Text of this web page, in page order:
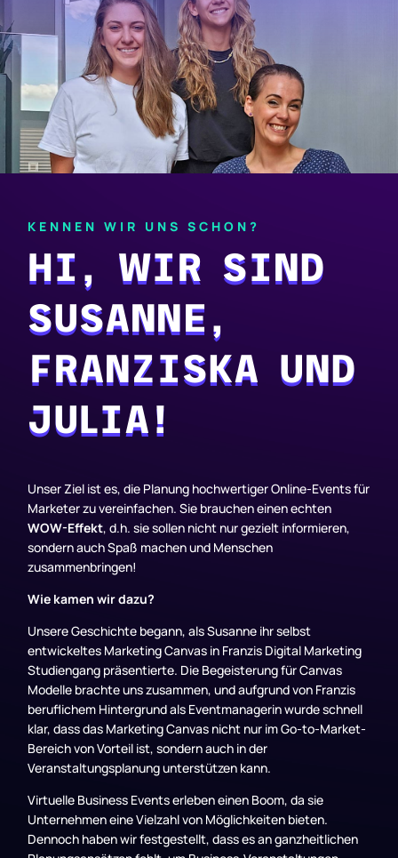
KENNEN WIR UNS SCHON?
HI, WIR SIND
SUSANNE,
FRANZISKA UND
JULIA!
Unser Ziel ist es, die Planung hochwertiger Online-Events für
Marketer zu vereinfachen. Sie brauchen einen echten
WOW-Effekt, d.h. sie sollen nicht nur gezielt informieren,
sondern auch Spaß machen und Menschen
zusammenbringen!
Wie kamen wir dazu?
Unsere Geschichte begann, als Susanne ihr selbst
entwickeltes Marketing Canvas in Franzis Digital Marketing
Studiengang präsentierte. Die Begeisterung für Canvas
Modelle brachte uns zusammen, und aufgrund von Franzis
beruflichem Hintergrund als Eventmanagerin wurde schnell
klar, dass das Marketing Canvas nicht nur im Go-to-Market-
Bereich von Vorteil ist, sondern auch in der
Veranstaltungsplanung unterstützen kann.
Virtuelle Business Events erleben einen Boom, da sie
Unternehmen eine Vielzahl von Möglichkeiten bieten.
Dennoch haben wir festgestellt, dass es an ganzheitlichen